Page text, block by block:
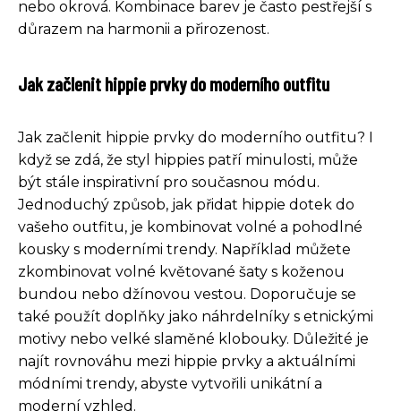
nebo okrová. Kombinace barev je často pestřejší s
důrazem na harmonii a přirozenost.
Jak začlenit hippie prvky do moderního outfitu
Jak začlenit hippie prvky do moderního outfitu? I
když se zdá, že styl hippies patří minulosti, může
být stále inspirativní pro současnou módu.
Jednoduchý způsob, jak přidat hippie dotek do
vašeho outfitu, je kombinovat volné a pohodlné
kousky s moderními trendy. Například můžete
zkombinovat volné květované šaty s koženou
bundou nebo džínovou vestou. Doporučuje se
také použít doplňky jako náhrdelníky s etnickými
motivy nebo velké slaměné klobouky. Důležité je
najít rovnováhu mezi hippie prvky a aktuálními
módními trendy, abyste vytvořili unikátní a
moderní vzhled.